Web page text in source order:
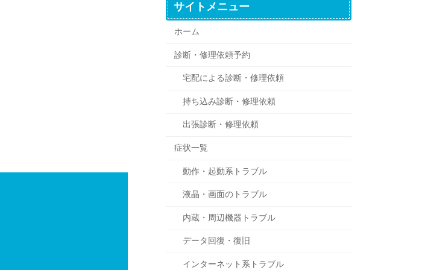
サイトメニュー
ホーム
診断・修理依頼予約
宅配による診断・修理依頼
持ち込み診断・修理依頼
出張診断・修理依頼
症状一覧
動作・起動系トラブル
液晶・画面のトラブル
内蔵・周辺機器トラブル
データ回復・復旧
インターネット系トラブル